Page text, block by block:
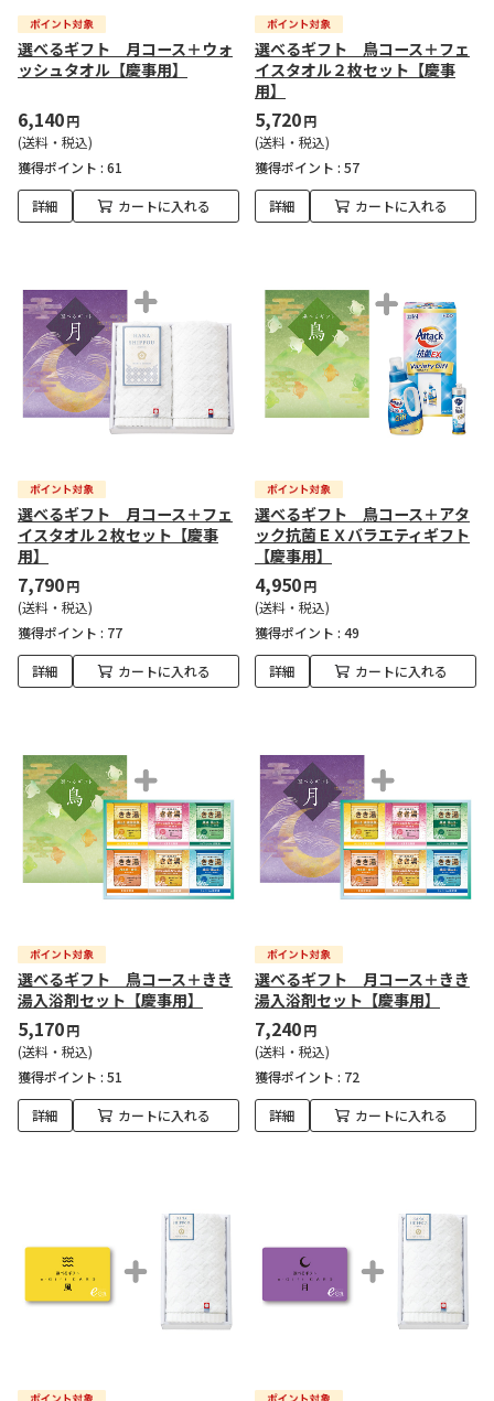
選べるギフト 月コース＋ウォ
ッシュタオル【慶事用】
6,140円
(送料・税込)
獲得ポイント : 61
詳細 カートに入れる
選べるギフト 鳥コース＋フェ
イスタオル２枚セット【慶事
用】
5,720円
(送料・税込)
獲得ポイント : 57
詳細 カートに入れる
選べるギフト 月コース＋フェ
イスタオル２枚セット【慶事
用】
7,790円
(送料・税込)
獲得ポイント : 77
詳細 カートに入れる
選べるギフト 鳥コース＋アタ
ック抗菌ＥＸバラエティギフト
【慶事用】
4,950円
(送料・税込)
獲得ポイント : 49
詳細 カートに入れる
選べるギフト 鳥コース＋きき
湯入浴剤セット【慶事用】
5,170円
(送料・税込)
獲得ポイント : 51
詳細 カートに入れる
選べるギフト 月コース＋きき
湯入浴剤セット【慶事用】
7,240円
(送料・税込)
獲得ポイント : 72
詳細 カートに入れる